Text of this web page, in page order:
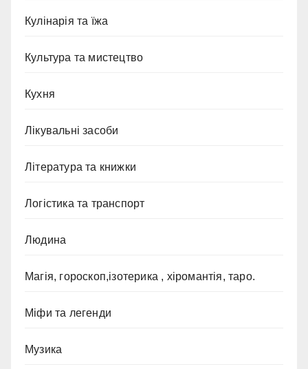
Кулінарія та їжа
Культура та мистецтво
Кухня
Лікувальні засоби
Література та книжки
Логістика та транспорт
Людина
Магія, гороскоп,ізотерика , хіромантія, таро.
Міфи та легенди
Музика